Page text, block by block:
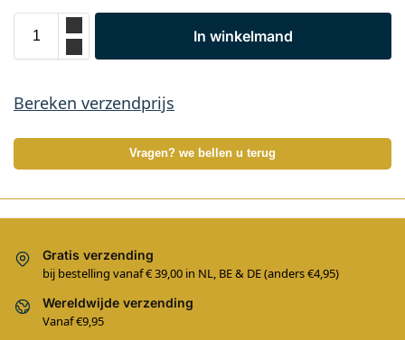
In winkelmand
Bereken verzendprijs
Vragen? we bellen u terug
Gratis verzending
bij bestelling vanaf € 39,00 in NL, BE & DE (anders €4,95)
Wereldwijde verzending
Vanaf €9,95